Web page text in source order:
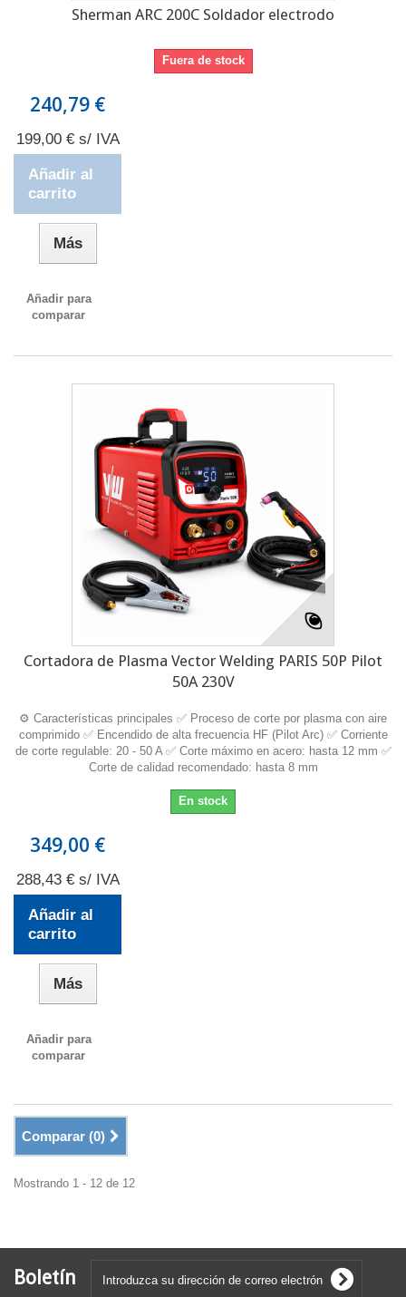
Sherman ARC 200C Soldador electrodo
Fuera de stock
240,79 €
199,00 € s/ IVA
Añadir al
carrito
Más
Añadir para
comparar
Cortadora de Plasma Vector Welding PARIS 50P Pilot
50A 230V
⚙️ Características principales ✅ Proceso de corte por plasma con aire
comprimido ✅ Encendido de alta frecuencia HF (Pilot Arc) ✅ Corriente
de corte regulable: 20 - 50 A ✅ Corte máximo en acero: hasta 12 mm ✅
Corte de calidad recomendado: hasta 8 mm
En stock
349,00 €
288,43 € s/ IVA
Añadir al
carrito
Más
Añadir para
comparar
Comparar (0)
Mostrando 1 - 12 de 12
Boletín